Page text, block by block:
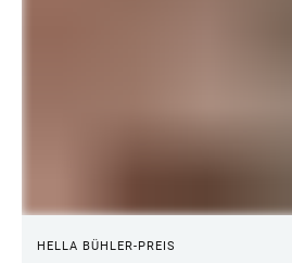
HELLA BÜHLER-PREIS